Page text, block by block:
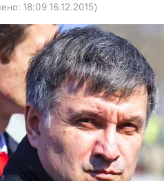
18:09 16.12.2015)